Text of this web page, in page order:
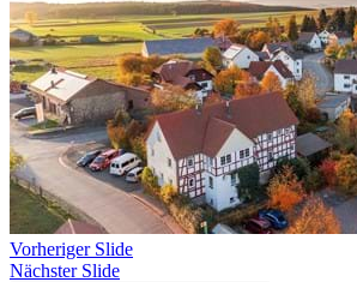
Vorheriger Slide
Nächster Slide